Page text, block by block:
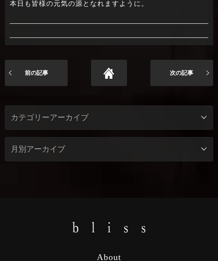
本日も皆様の元気の源となれますように。
前の記事 次の記事
About